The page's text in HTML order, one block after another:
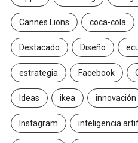
Cannes Lions coca-cola
Destacado Diseño
estrategia Facebook
Ideas ikea innovación
Instagram inteligencia